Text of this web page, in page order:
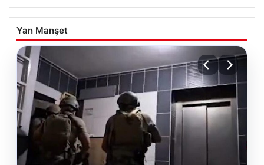
Yan Manşet